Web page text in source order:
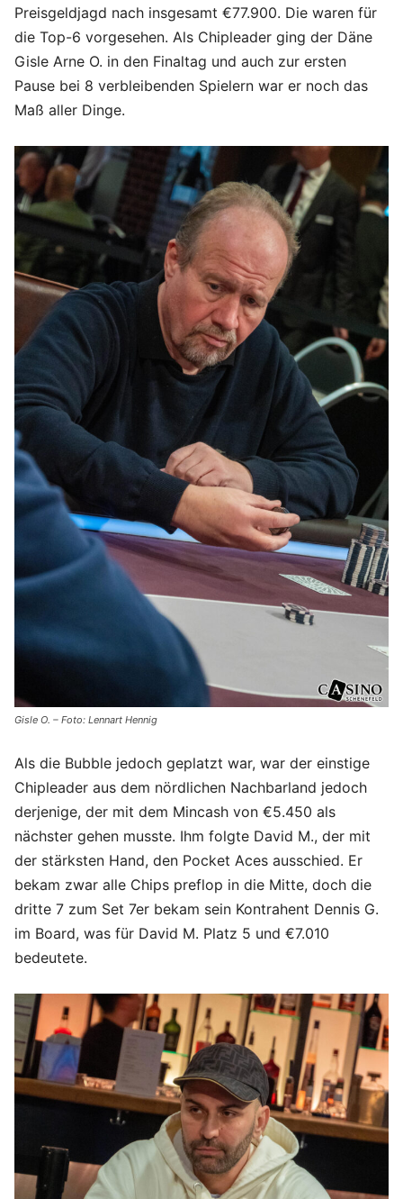
Preisgeldjagd nach insgesamt €77.900. Die waren für
die Top-6 vorgesehen. Als Chipleader ging der Däne
Gisle Arne O. in den Finaltag und auch zur ersten
Pause bei 8 verbleibenden Spielern war er noch das
Maß aller Dinge.
Gisle O. – Foto: Lennart Hennig
Als die Bubble jedoch geplatzt war, war der einstige
Chipleader aus dem nördlichen Nachbarland jedoch
derjenige, der mit dem Mincash von €5.450 als
nächster gehen musste. Ihm folgte David M., der mit
der stärksten Hand, den Pocket Aces ausschied. Er
bekam zwar alle Chips preflop in die Mitte, doch die
dritte 7 zum Set 7er bekam sein Kontrahent Dennis G.
im Board, was für David M. Platz 5 und €7.010
bedeutete.